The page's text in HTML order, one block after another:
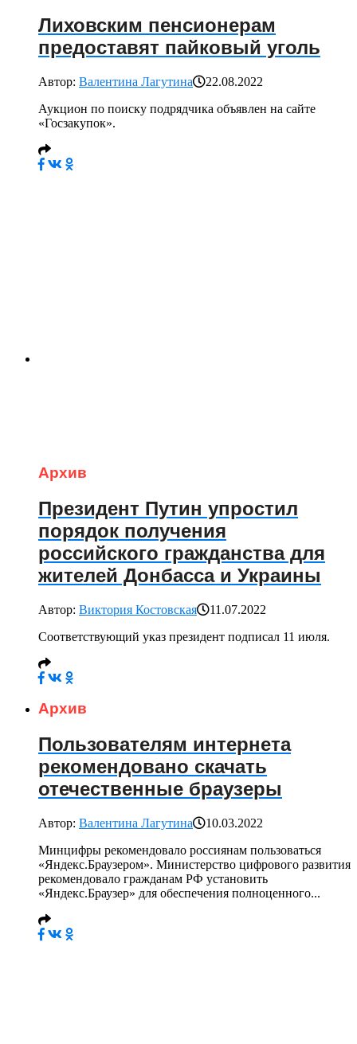
Лиховским пенсионерам
предоставят пайковый уголь
Автор: Валентина Лагутина
22.08.2022
Аукцион по поиску подрядчика объявлен на сайте
«Госзакупок».
Архив
Президент Путин упростил
порядок получения
российского гражданства для
жителей Донбасса и Украины
Автор: Виктория Костовская
11.07.2022
Соответствующий указ президент подписал 11 июля.
Архив
Пользователям интернета
рекомендовано скачать
отечественные браузеры
Автор: Валентина Лагутина
10.03.2022
Минцифры рекомендовало россиянам пользоваться
«Яндекс.Браузером». Министерство цифрового развития
рекомендовало гражданам РФ установить
«Яндекс.Браузер» для обеспечения полноценного...